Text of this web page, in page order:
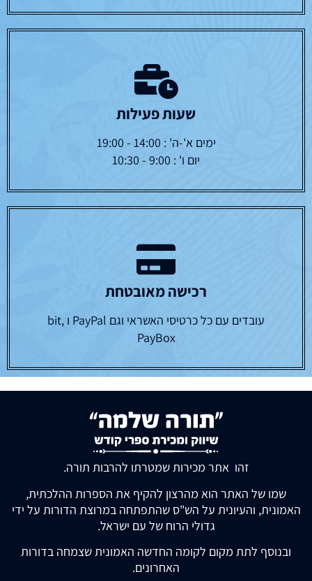
שעות פעילות
ימים א'-ה' : 14:00 - 19:00
יום ו' : 9:00 - 10:30
רכישה מאובטחת
עובדים עם כל כרטיסי האשראי וגם PayPal ו bit,
PayBox
זהו אתר מכירות שמטרתו להרבות תורה.
שמו של האתר הוא מהרצון להקיף את הספרות ההלכתית,
האמונית, והעיונית על הש"ס שהתפתחה במרוצת הדורות על ידי
גדולי הרוח של עם ישראל.
ובנוסף לתת מקום לקומה החדשה האמונית שצמחה בדורות
האחרונים.